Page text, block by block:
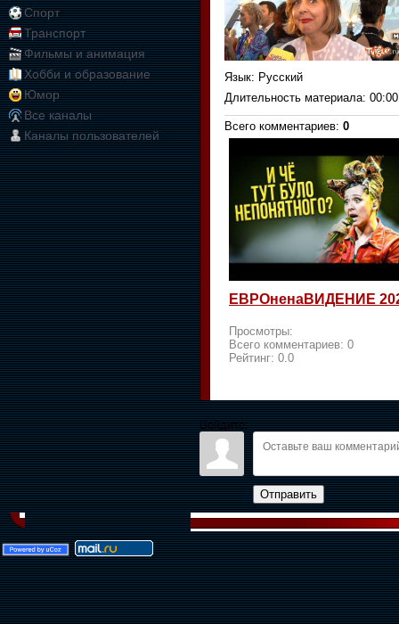
Спорт
Транспорт
Фильмы и анимация
Хобби и образование
Юмор
Все каналы
Каналы пользователей
Язык: Русский
Длительность материала:
Всего комментариев: 0
ЕВРОненаВИДЕНИЕ
Просмотры:
Всего комментариев: 0
Рейтинг: 0.0
Войдите:
Отправить